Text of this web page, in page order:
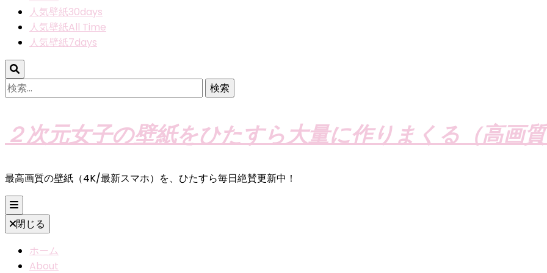
人気壁紙30days
人気壁紙All Time
人気壁紙7days
検
索:
２次元女子の壁紙をひたすら大量に作りまくる（高画
最高画質の壁紙（4K/最新スマホ）を、ひたすら毎日絶賛更新中！
閉じる
ホーム
About